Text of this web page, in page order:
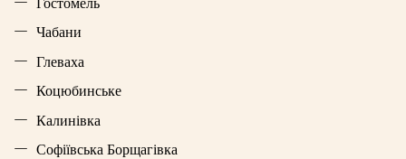
Гостомель
Чабани
Глеваха
Коцюбинське
Калинівка
Софіївська Борщагівка